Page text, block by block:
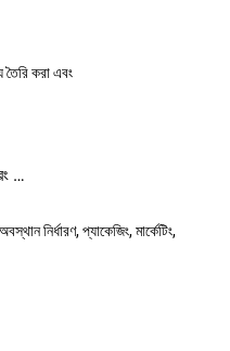
করা এবং
…
নির্ধারণ, প্যাকেজিং, মার্কেটিং,